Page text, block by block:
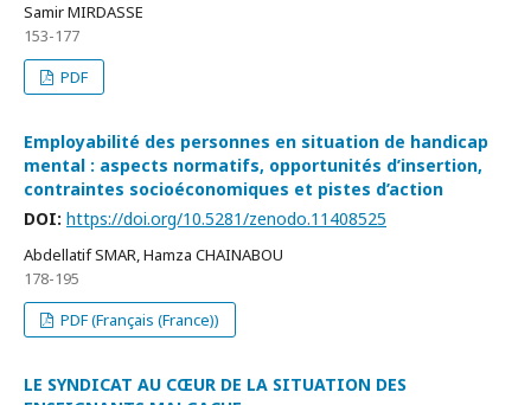
Samir MIRDASSE
153-177
PDF
Employabilité des personnes en situation de handicap
mental : aspects normatifs, opportunités d’insertion,
contraintes socioéconomiques et pistes d’action
DOI: https://doi.org/10.5281/zenodo.11408525
Abdellatif SMAR, Hamza CHAINABOU
178-195
PDF (Français (France))
LE SYNDICAT AU CŒUR DE LA SITUATION DES